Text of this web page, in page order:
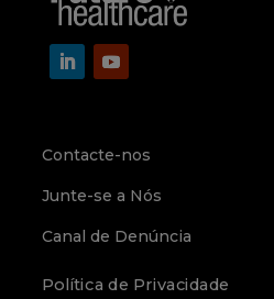
Contacte-nos
Junte-se a Nós
Canal de Denúncia
Política de Privacidade